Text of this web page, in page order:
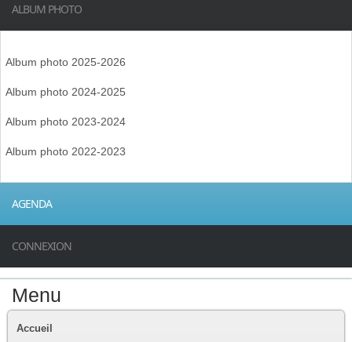
ALBUM PHOTO
Album photo 2025-2026
Album photo 2024-2025
Album photo 2023-2024
Album photo 2022-2023
AGENDA
CONNEXION
Menu
Accueil